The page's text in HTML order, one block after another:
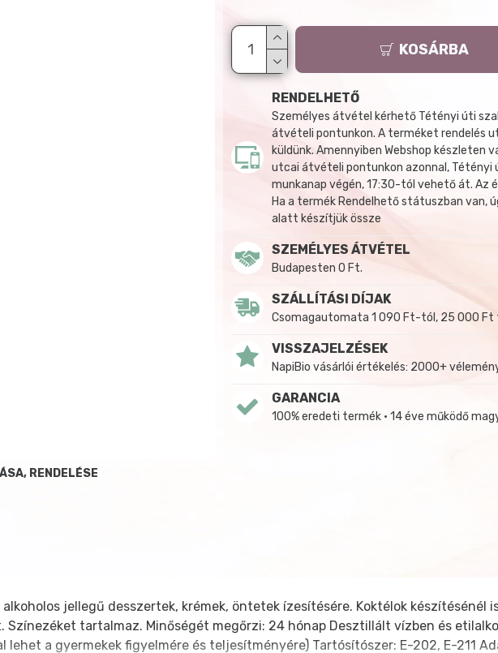
KOSÁRBA
RENDELHETŐ
Személyes átvétel kérhető Tétényi úti
átvételi pontunkon. A terméket rendelés
küldünk. Amennyiben Webshop készleten
utcai átvételi pontunkon azonnal, Tétényi
munkanap végén, 17:30-tól vehető át.
Ha a termék Rendelhető státuszban van,
alatt készítjük össze
SZEMÉLYES ÁTVÉTEL
Budapesten 0 Ft.
SZÁLLÍTÁSI DÍJAK
Csomagautomata 1 090 Ft-tól, 25 000
VISSZAJELZÉSEK
NapiBio vásárlói értékelés: 2000+
GARANCIA
100% eredeti termék • 14 éve működő
RENDELÉSE
jellegű desszertek, krémek, öntetek ízesítésére. Koktélok készítésénél
tartalmaz. Minőségét megőrzi: 24 hónap Desztillált vízben és
lehet a gyermekek figyelmére és teljesítményére) Tartósítószer: E-202, E-211